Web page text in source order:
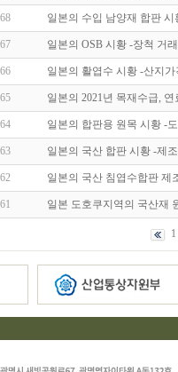
일본의 수입 남양재 합판
일본의 OSB 시황 -장척 거
일본의 활엽수 시황 -산지
일본의 2021년 목재수급,
일본의 합판용 원목 시황 -
일본의 국산 합판 시황 -제
일본의 국산 침엽수합판
일본 도호쿠지역의 국산재
1